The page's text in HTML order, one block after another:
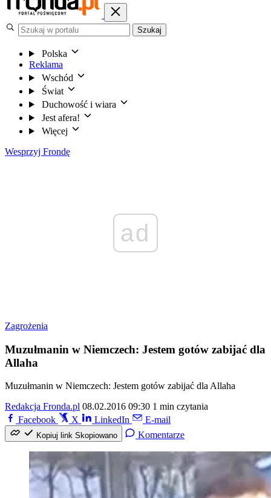
Szukaj
Polska
Reklama
Wschód
Świat
Duchowość i wiara
Jest afera!
Więcej
Wesprzyj Frondę
ad
Zagrożenia
Muzułmanin w Niemczech: Jestem gotów zabijać dla
Allaha
Muzułmanin w Niemczech: Jestem gotów zabijać dla Allaha
Redakcja Fronda.pl 08.02.2016 09:30 1 min czytania
Facebook
X LinkedIn E-mail
Kopiuj link Skopiowano Komentarze